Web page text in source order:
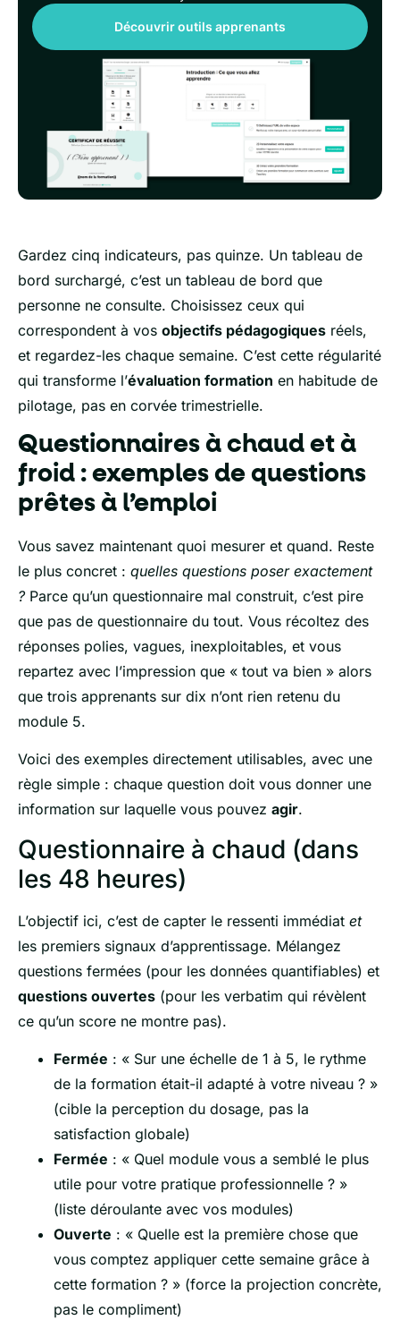
Découvrir outils apprenants
Gardez cinq indicateurs, pas quinze. Un tableau de
bord surchargé, c’est un tableau de bord que
personne ne consulte. Choisissez ceux qui
correspondent à vos objectifs pédagogiques réels,
et regardez-les chaque semaine. C’est cette régularité
qui transforme l’évaluation formation en habitude de
pilotage, pas en corvée trimestrielle.
Questionnaires à chaud et à
froid : exemples de questions
prêtes à l’emploi
Vous savez maintenant quoi mesurer et quand. Reste
le plus concret : quelles questions poser exactement
?Parce qu’un questionnaire mal construit, c’est pire
que pas de questionnaire du tout. Vous récoltez des
réponses polies, vagues, inexploitables, et vous
repartez avec l’impression que « tout va bien » alors
que trois apprenants sur dix n’ont rien retenu du
module 5.
Voici des exemples directement utilisables, avec une
règle simple : chaque question doit vous donner une
information sur laquelle vous pouvez agir.
Questionnaire à chaud (dans
les 48 heures)
L’objectif ici, c’est de capter le ressenti immédiat et
les premiers signaux d’apprentissage. Mélangez
questions fermées (pour les données quantifiables) et
questions ouvertes (pour les verbatim qui révèlent
ce qu’un score ne montre pas).
Fermée : « Sur une échelle de 1 à 5, le rythme
de la formation était-il adapté à votre niveau ? »
(cible la perception du dosage, pas la
satisfaction globale)
Fermée : « Quel module vous a semblé le plus
utile pour votre pratique professionnelle ? »
(liste déroulante avec vos modules)
Ouverte : « Quelle est la première chose que
vous comptez appliquer cette semaine grâce à
cette formation ? » (force la projection concrète,
pas le compliment)